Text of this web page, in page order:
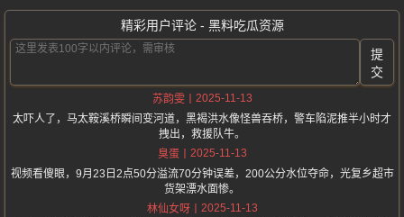
精彩用户评论 - 黑料吃瓜资源
提
交
苏韵雯
2025-11-13
太吓人了，马太鞍溪桥瞬间变河道，黑褐洪水像怪兽吞桥，警车陷泥推半小时才
拽出，救援队牛。
臭蛋
2025-11-13
视频看傻眼，9月23日2点50分溢流70分钟误差，200公分水位夺命，光复乡超市
货架漂水面惨。
林仙女呀
2025-11-13